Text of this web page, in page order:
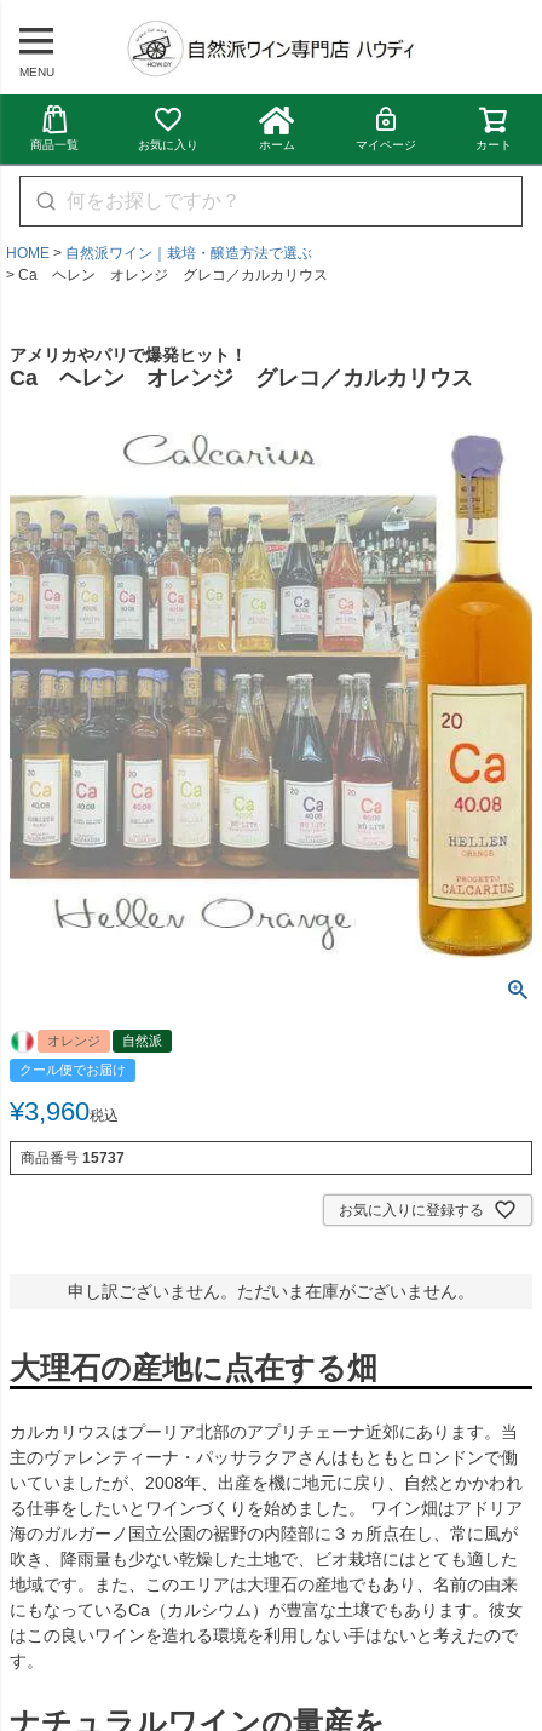
MENU
商品一覧 お気に入り ホーム マイページ カート
HOME
自然派ワイン｜栽培・醸造方法で選ぶ
Ca ヘレン オレンジ グレコ／カルカリウス
アメリカやパリで爆発ヒット！
Ca ヘレン オレンジ グレコ／カルカリウス
オレンジ
自然派
クール便でお届け
¥3,960税込
商品番号 15737
お気に入りに登録する
申し訳ございません。ただいま在庫がございません。
大理石の産地に点在する畑
カルカリウスはプーリア北部のアプリチェーナ近郊にあります。当
主のヴァレンティーナ・パッサラクアさんはもともとロンドンで働
いていましたが、2008年、出産を機に地元に戻り、自然とかかわれ
る仕事をしたいとワインづくりを始めました。 ワイン畑はアドリア
海のガルガーノ国立公園の裾野の内陸部に３ヵ所点在し、常に風が
吹き、降雨量も少ない乾燥した土地で、ビオ栽培にはとても適した
地域です。また、このエリアは大理石の産地でもあり、名前の由来
にもなっているCa（カルシウム）が豊富な土壌でもあります。彼女
はこの良いワインを造れる環境を利用しない手はないと考えたので
す。
ナチュラルワインの量産を